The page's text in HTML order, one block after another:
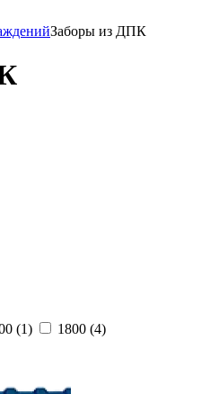
Заборы из ДПК
(1)
1800 (4)